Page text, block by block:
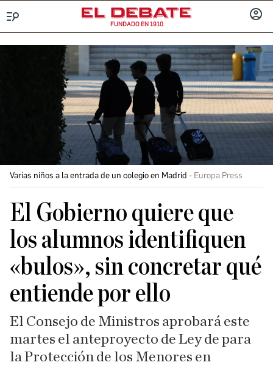
FUNDADO EN 1910
Varias niños a la entrada de un colegio en Madrid Europa Press
El Gobierno quiere que
los alumnos identifiquen
«bulos», sin concretar qué
entiende por ello
El Consejo de Ministros aprobará este
martes el anteproyecto de Ley de para
la Protección de los Menores en